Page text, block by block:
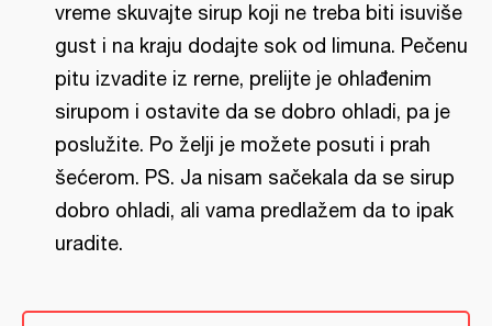
vreme skuvajte sirup koji ne treba biti isuviše
gust i na kraju dodajte sok od limuna. Pečenu
pitu izvadite iz rerne, prelijte je ohlađenim
sirupom i ostavite da se dobro ohladi, pa je
poslužite. Po želji je možete posuti i prah
šećerom. PS. Ja nisam sačekala da se sirup
dobro ohladi, ali vama predlažem da to ipak
uradite.